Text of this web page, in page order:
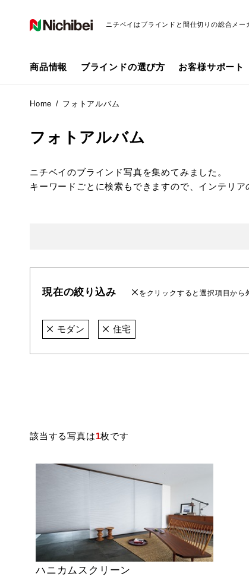
ニチベイはブラインドと間仕切りの総合メー
商品情報 ブラインドの選び方 お客様サポート
Home フォトアルバム
フォトアルバム
ニチベイのブラインド写真を集めてみました。
キーワードごとに検索もできますので、インテリア
現在の絞り込み をクリックすると選択項目から
モダン 住宅
該当する写真は1枚です
ハニカムスクリーン